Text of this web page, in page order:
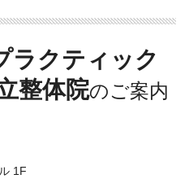
ラクティック
整体院
1F